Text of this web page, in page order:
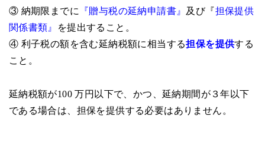
③ 納期限までに
『贈与税の延納申請書』 及び『担保提供
関係書類』
を提出すること。
④ 利子税の額を含む延納税額に相当する担保を提供する
こと。
延納税額が100 万円以下で、かつ、延納期間が３年以下
である場合は、担保を提供する必要はありません。